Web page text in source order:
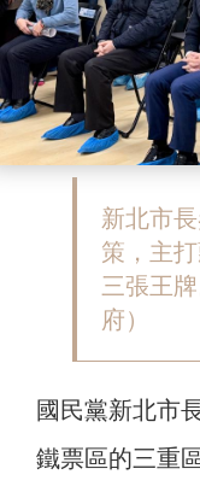
新北市
策，主
三張王
府）
國民黨新北市
鐵票區的三重